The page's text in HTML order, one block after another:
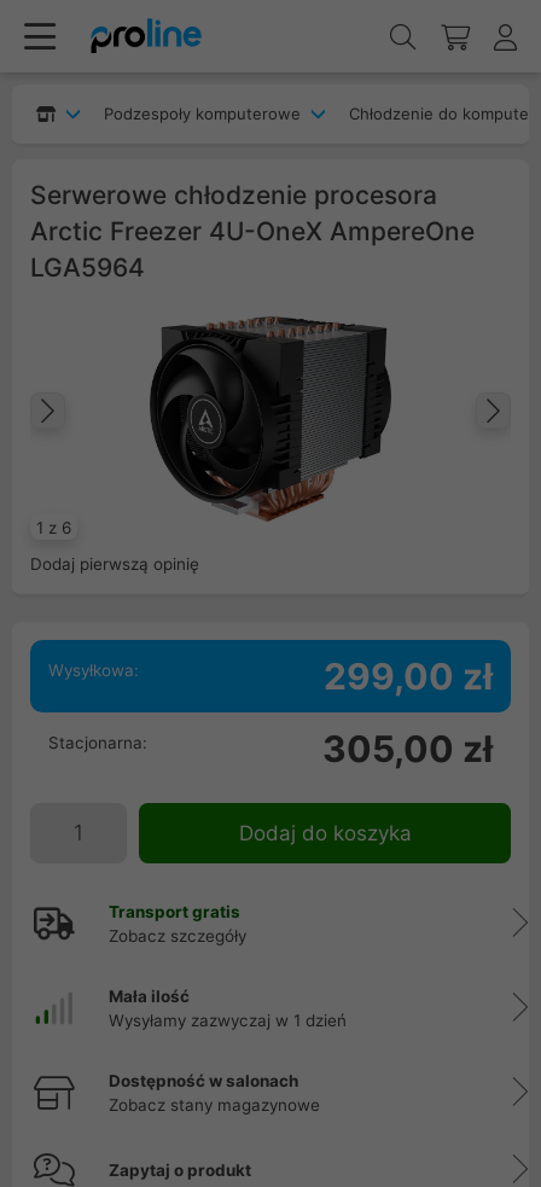
Podzespoły komputerowe Chłodzenie do
Serwerowe chłodzenie procesora
Arctic Freezer 4U-OneX AmpereOne
LGA5964
1 z 6
Poprzedni
Dodaj pierwszą opinię
Wysyłkowa: 299,00 zł
Stacjonarna: 305,00 zł
Dodaj do koszyka
Transport gratis
Zobacz szczegóły
Mała ilość
Wysyłamy zazwyczaj w 1 dzień
Dostępność w salonach
Zobacz stany magazynowe
Zapytaj o produkt